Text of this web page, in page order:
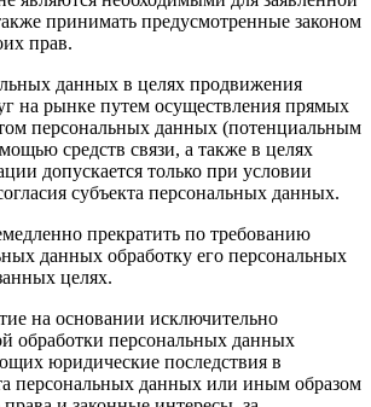
принимать предусмотренные законом
прав.
данных в целях продвижения
на рынке путем осуществления прямых
персональных данных (потенциальным
средств связи, а также в целях
допускается только при условии
субъекта персональных данных.
прекратить по требованию
данных обработку его персональных
целях.
на основании исключительно
обработки персональных данных
юридические последствия в
персональных данных или иным образом